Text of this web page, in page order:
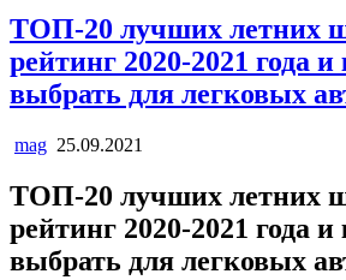
ТОП-20 лучших летних
рейтинг 2020-2021 года
выбрать для легковых
mag 25.09.2021
ТОП-20 лучших летних
рейтинг 2020-2021 года
выбрать для легковых